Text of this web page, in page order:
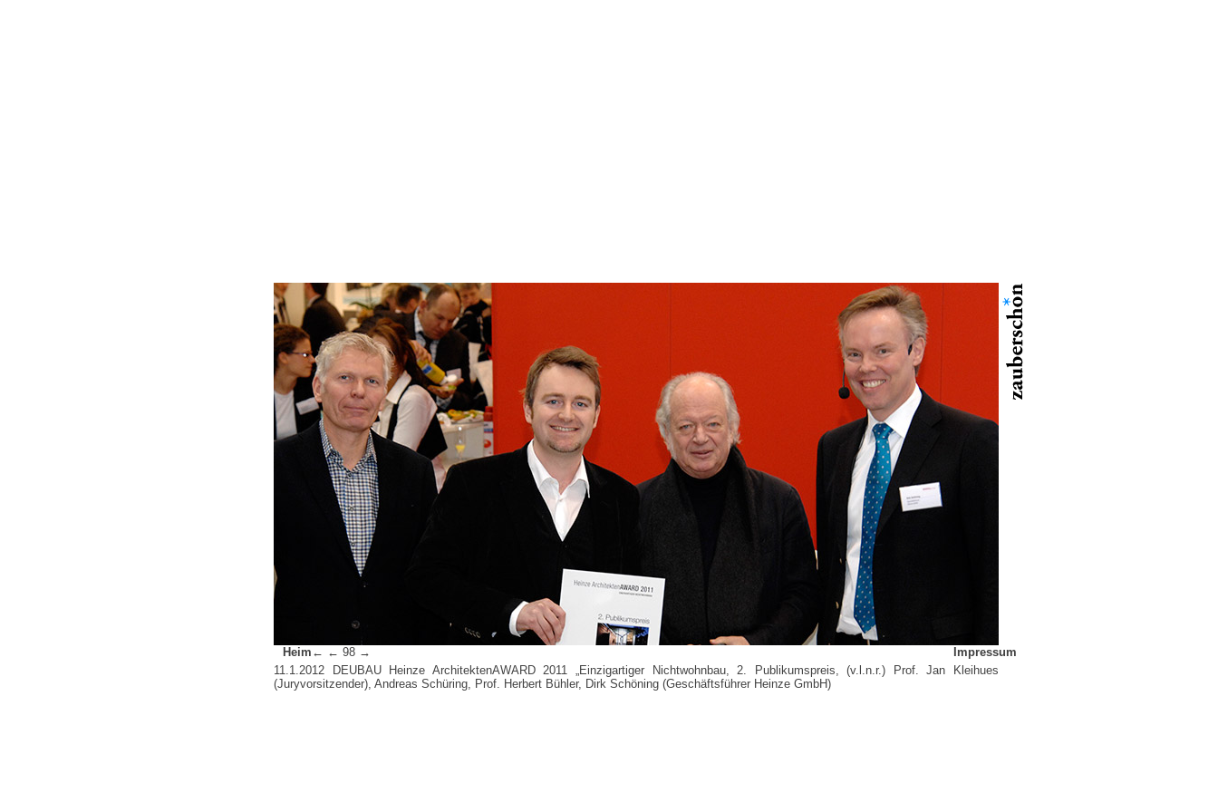
11.1.2012 DEUBAU Heinze ArchitektenAWARD 2011 „Einzigartiger Nichtwohnbau, 2. Publikumspreis, (v.l.n.r.) Prof. Jan Kleihues
(Juryvorsitzender), Andreas Schüring, Prof. Herbert Bühler, Dirk Schöning (Geschäftsführer Heinze GmbH)
Heim← ← 98 → Impressum